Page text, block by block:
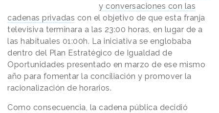
y conversaciones con las
cadenas privadas con el objetivo de que esta franja
televisiva terminara a las 23:00 horas, en lugar de a
las habituales 01:00h. La iniciativa se englobaba
dentro del Plan Estratégico de Igualdad de
Oportunidades presentado en marzo de ese mismo
año para fomentar la conciliación y promover la
racionalización de horarios.
Como consecuencia, la cadena pública decidió